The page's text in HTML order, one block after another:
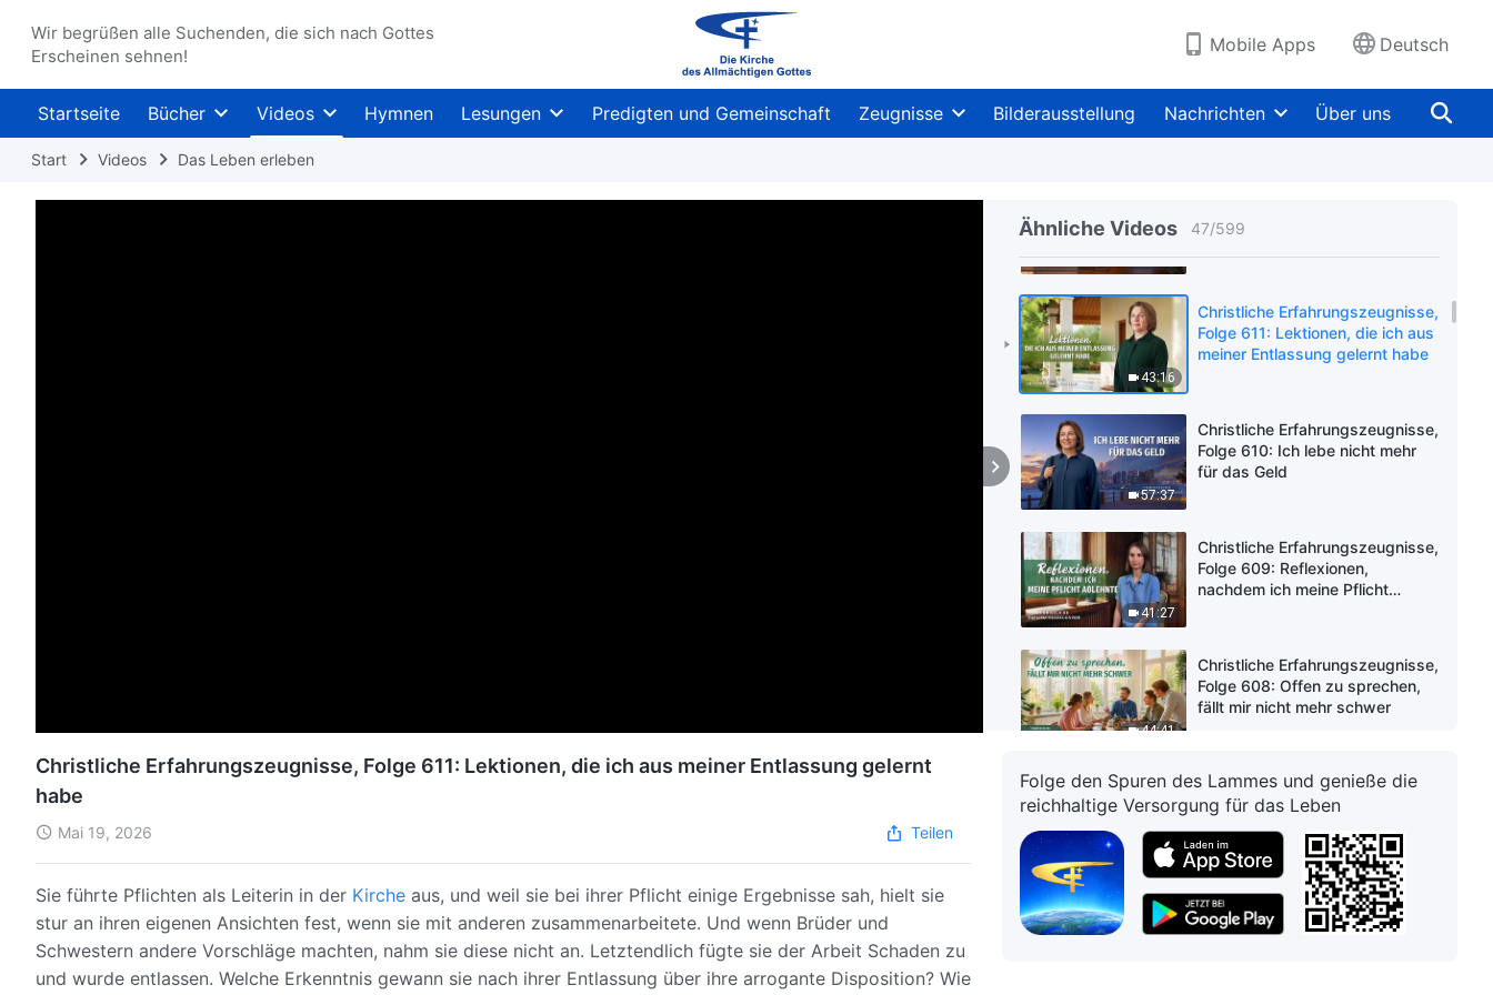
Wir begrüßen alle Suchenden, die sich nach Gottes
Erscheinen sehnen!
Mobile Apps Deutsch
Startseite Bücher Videos Hymnen Lesungen Predigten und Gemeinschaft Zeugnisse Bilderausstellung Nachrichten Über uns
Start Videos Das Leben erleben
Ähnliche Videos 47/599
44:43
aufgehört, mich zu verstellen
und eine Fassade
48:16
oberflächlich auszuführen ist
wirklich eine Gefahr
43:16
Christliche Erfahrungszeugnisse,
Folge 611: Lektionen, die ich aus
meiner Entlassung gelernt habe
57:37
Christliche Erfahrungszeugnisse,
Folge 610: Ich lebe nicht mehr
für das Geld
41:27
Christliche Erfahrungszeugnisse,
Folge 609: Reflexionen,
nachdem ich meine Pflicht
44:41
Christliche Erfahrungszeugnisse,
Folge 608: Offen zu sprechen,
fällt mir nicht mehr schwer
57:37
Christliche Erfahrungszeugnisse,
Folge 607: Reflexionen über das
Christliche Erfahrungszeugnisse,
Folge 606: Wie ich mich von den
Christliche Erfahrungszeugnisse, Folge 611: Lektionen, die ich aus meiner Entlassung gelernt
habe
Mai 19, 2026 Teilen
Sie führte Pflichten als Leiterin in der Kirche aus, und weil sie bei ihrer Pflicht einige Ergebnisse sah, hielt sie
stur an ihren eigenen Ansichten fest, wenn sie mit anderen zusammenarbeitete. Und wenn Brüder und
Schwestern andere Vorschläge machten, nahm sie diese nicht an. Letztendlich fügte sie der Arbeit Schaden zu
und wurde entlassen. Welche Erkenntnis gewann sie nach ihrer Entlassung über ihre arrogante Disposition? Wie
Folge den Spuren des Lammes und genieße die
reichhaltige Versorgung für das Leben